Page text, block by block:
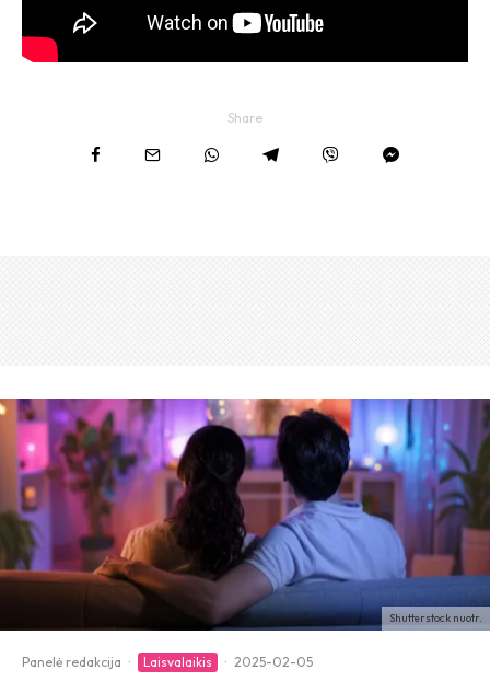
Share
Shutterstock nuotr.
Panelė redakcija · Laisvalaikis · 2025-02-05